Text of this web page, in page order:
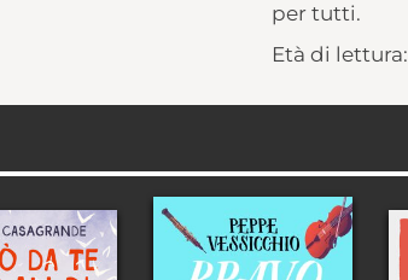
per tutti.
Età di lettura: